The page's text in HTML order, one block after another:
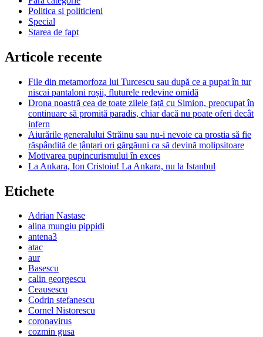
Politica si politicieni
Special
Starea de fapt
Articole recente
File din metamorfoza lui Turcescu sau după ce a pupat în tur
niscai pantaloni roșii, fluturele redevine omidă
Drona noastră cea de toate zilele față cu Simion, preocupat în
continuare să promită paradis, chiar dacă nu poate oferi decât
infern
Aiurările generalului Străinu sau nu-i nevoie ca prostia să fie
răspândită de țânțari ori gărgăuni ca să devină molipsitoare
Motivarea pupincurismului în exces
La Ankara, Ion Cristoiu! La Ankara, nu la Istanbul
Etichete
Adrian Nastase
alina mungiu pippidi
antena3
atac
aur
Basescu
calin georgescu
Ceausescu
Codrin stefanescu
Cornel Nistorescu
coronavirus
cozmin gusa